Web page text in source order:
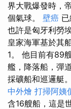
界大戰爆發時，
個氣球。 壁癌
也許是匈牙利勞
皇家海軍基於其
1。 他目前有89
艦，降落船，彈
採礦船和巡邏艇
中外燴 打掃阿姨
含16艘船，這是